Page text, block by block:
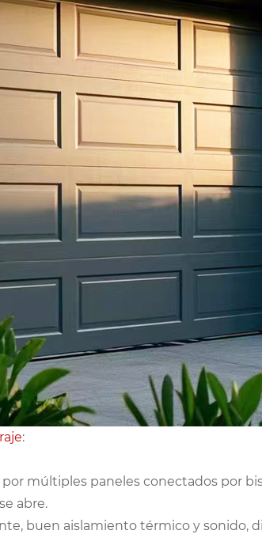
:
múltiples paneles conectados por
abre.
buen aislamiento térmico y sonido,